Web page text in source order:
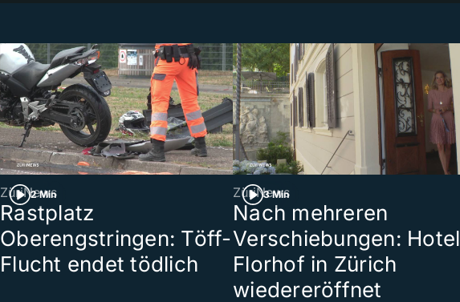
2 Min
ZüriNews
Rastplatz
Oberengstringen: Töff-
Flucht endet tödlich
3 Min
ZüriNews
Nach mehreren
Verschiebungen: Hotel
Florhof in Zürich
wiedereröffnet